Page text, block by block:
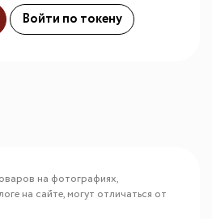
Войти по токену
на фотографиях,
на сайте, могут отличаться от